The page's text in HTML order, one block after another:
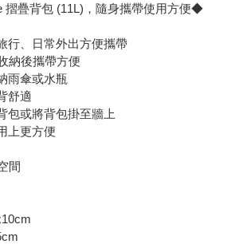
摺疊背包 (11L)，隨身攜帶使用方便◆
行、日常外出方便攜帶
納後攜帶方便
雨傘或水瓶
舒適
包或將背包掛至牆上
上更方便
間